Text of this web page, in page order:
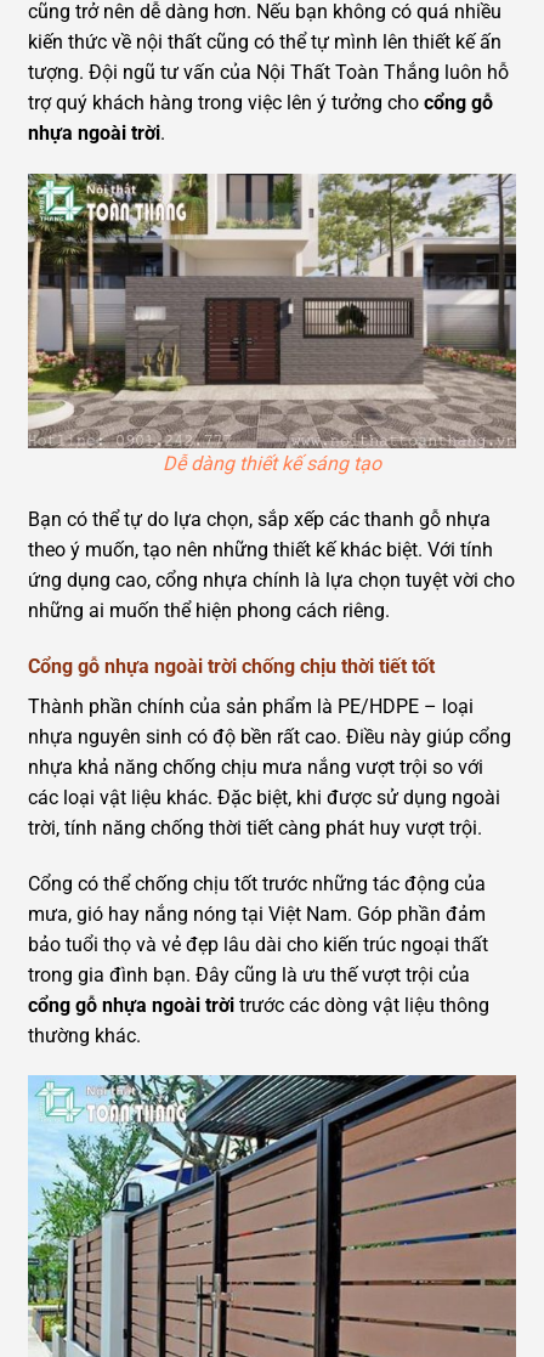
cũng trở nên dễ dàng hơn. Nếu bạn không có quá nhiều
kiến thức về nội thất cũng có thể tự mình lên thiết kế ấn
tượng. Đội ngũ tư vấn của Nội Thất Toàn Thắng luôn hỗ
trợ quý khách hàng trong việc lên ý tưởng cho cổng gỗ
nhựa ngoài trời.
Dễ dàng thiết kế sáng tạo
Bạn có thể tự do lựa chọn, sắp xếp các thanh gỗ nhựa
theo ý muốn, tạo nên những thiết kế khác biệt. Với tính
ứng dụng cao, cổng nhựa chính là lựa chọn tuyệt vời cho
những ai muốn thể hiện phong cách riêng.
Cổng gỗ nhựa ngoài trời chống chịu thời tiết tốt
Thành phần chính của sản phẩm là PE/HDPE – loại
nhựa nguyên sinh có độ bền rất cao. Điều này giúp cổng
nhựa khả năng chống chịu mưa nắng vượt trội so với
các loại vật liệu khác. Đặc biệt, khi được sử dụng ngoài
trời, tính năng chống thời tiết càng phát huy vượt trội.
Cổng có thể chống chịu tốt trước những tác động của
mưa, gió hay nắng nóng tại Việt Nam. Góp phần đảm
bảo tuổi thọ và vẻ đẹp lâu dài cho kiến trúc ngoại thất
trong gia đình bạn. Đây cũng là ưu thế vượt trội của
cổng gỗ nhựa ngoài trời trước các dòng vật liệu thông
thường khác.